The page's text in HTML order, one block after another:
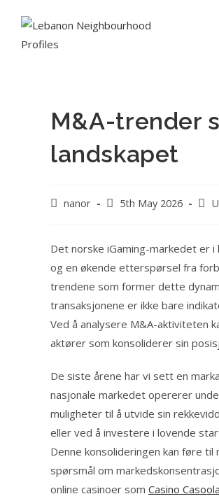
M&A-trender
landskapet
nanor 5th May 2026
Det norske iGaming-markedet er
og en økende etterspørsel fra
trendene som former dette
transaksjonene er ikke bare
Ved å analysere M&A-aktiviteten
aktører som konsoliderer sin
De siste årene har vi sett en
nasjonale markedet opererer
muligheter til å utvide sin
eller ved å investere i lovende
Denne konsolideringen kan føre
spørsmål om
online casinoer som Casino Casoola